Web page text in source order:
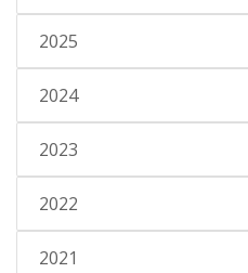
2025
2024
2023
2022
2021